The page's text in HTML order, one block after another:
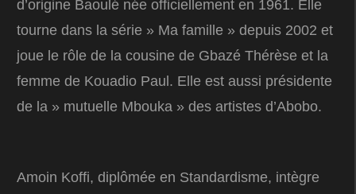
d’origine Baoulé née officiellement en 1961. Elle
tourne dans la série » Ma famille » depuis 2002 et
joue le rôle de la cousine de Gbazé Thérèse et la
femme de Kouadio Paul. Elle est aussi présidente
de la » mutuelle Mbouka » des artistes d’Abobo.
Amoin Koffi, diplômée en Standardisme, intègre